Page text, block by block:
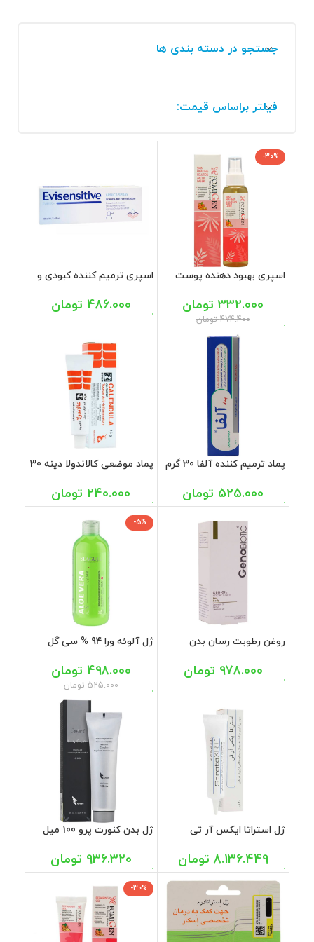
جستجو در دسته بندی ها
فیلتر براساس قیمت:
-30%
اسپری بهبود دهنده پوست
474.400 تومان
332.000 تومان
اسپری ترمیم کننده کبودی و
486.000 تومان
پماد ترمیم کننده آلفا 30 گرم
525.000 تومان
پماد موضعی کالاندولا دینه 30
240.000 تومان
روغن رطوبت رسان بدن
978.000 تومان
-5%
ژل آلوئه ورا 94 % سی گل
525.000 تومان
498.000 تومان
ژل استراتا ایکس آر تی
8.136.449 تومان
ژل بدن کنورت پرو 100 میل
936.320 تومان
-30%